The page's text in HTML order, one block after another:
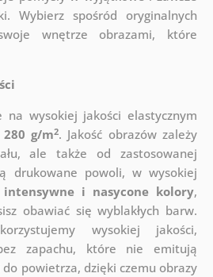
Wybierz spośród oryginalnych
wnętrze obrazami, które
na wysokiej jakości elastycznym
280 g/m2. Jakość obrazów zależy
ale także od zastosowanej
drukowane powoli, w wysokiej
intensywne i nasycone kolory,
obawiać się wyblakłych barw.
wysokiej jakości,
zapachu, które nie emitują
powietrza, dzięki czemu obrazy